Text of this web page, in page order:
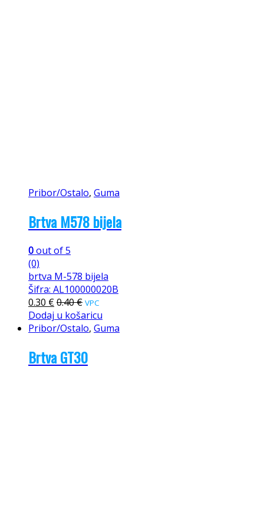
Pribor/Ostalo, Guma
Brtva M578 bijela
0out of 5
(0)
brtva M-578 bijela
Šifra: AL100000020B
0.30 €0.40€ VPC
Dodaj u košaricu
Pribor/Ostalo, Guma
Brtva GT30